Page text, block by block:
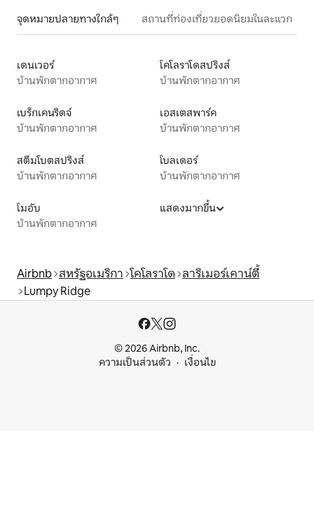
จุดหมายปลายทางใกล้ๆ สถานที่ท่องเที่ยวยอดนิยมในละแวก
เดนเวอร์
บ้านพักตากอากาศ
โคโลราโดสปริงส์
บ้านพักตากอากาศ
เบร็กเคนริดจ์
บ้านพักตากอากาศ
เอสเตสพาร์ค
บ้านพักตากอากาศ
สตีมโบตสปริงส์
บ้านพักตากอากาศ
โบลเดอร์
บ้านพักตากอากาศ
โมอับ
บ้านพักตากอากาศ
แสดงมากขึ้น
Airbnb สหรัฐอเมริกา โคโลราโด ลาริเมอร์เคาน์ตี้
Lumpy Ridge
© 2026 Airbnb, Inc.
ความเป็นส่วนตัว
เงื่อนไข